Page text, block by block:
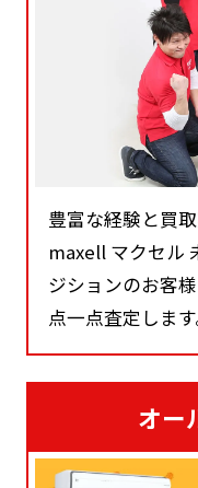
豊富な経験と買
maxell マクセル
ジションのお客
点一点査定します
オー